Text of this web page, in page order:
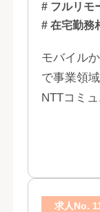
# フルリモ
# 在宅勤務
モバイル
で事業領
NTTコミ
たちは、
リティと
求人No.